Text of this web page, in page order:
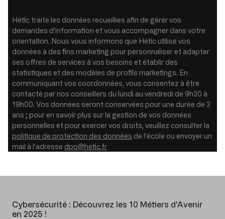
Hétic traite les données recueillies afin de gérer vos
demandes d’information et vous accompagner dans votre
orientation. Nous vous informons que Hétic utilise vos
données à des fins marketing pour personnaliser et adapter
ses offres de services à vos besoins et établir des
statistiques et des modèles de profils marketings. En
communiquant vos coordonnées, vous consentez à être
contacté par nos conseillers du lundi au vendredi de 9h30 à
19h00. Vos données seront conservées pour une durée de 3
ans ; pour en savoir plus sur la gestion de vos données
personnelles et pour exercer vos droits, veuillez consulter la
politique de protection des données de l’école ou envoyer un
mail à l’adresse dpo@hetic.fr
Cybersécurité : Découvrez les 10 Métiers d'Avenir
en 2025 !